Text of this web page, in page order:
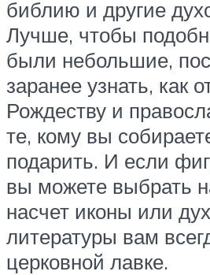
библию и другие
Лучше, чтобы
были небольшие,
заранее узнать, как
Рождеству и
те, кому вы
подарить. И если
вы можете выбрать
насчет иконы или
литературы вам
церковной лавке.